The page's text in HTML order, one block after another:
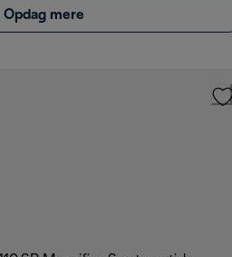
Opdag mere